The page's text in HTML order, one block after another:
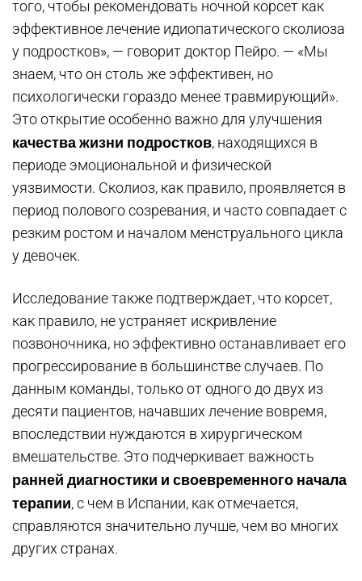
того, чтобы рекомендовать ночной корсет как
эффективное лечение идиопатического сколиоза
у подростков», — говорит доктор Пейро. — «Мы
знаем, что он столь же эффективен, но
психологически гораздо менее травмирующий».
Это открытие особенно важно для улучшения
качества жизни подростков, находящихся в
периоде эмоциональной и физической
уязвимости. Сколиоз, как правило, проявляется в
период полового созревания, и часто совпадает с
резким ростом и началом менструального цикла
у девочек.
Исследование также подтверждает, что корсет,
как правило, не устраняет искривление
позвоночника, но эффективно останавливает его
прогрессирование в большинстве случаев. По
данным команды, только от одного до двух из
десяти пациентов, начавших лечение вовремя,
впоследствии нуждаются в хирургическом
вмешательстве. Это подчеркивает важность
ранней диагностики и своевременного начала
терапии, с чем в Испании, как отмечается,
справляются значительно лучше, чем во многих
других странах.